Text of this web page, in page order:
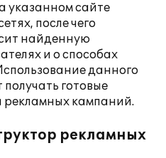
указанном сайте
после чего
найденную
и о способах
данного
готовые
рекламных кампаний.
рекламных